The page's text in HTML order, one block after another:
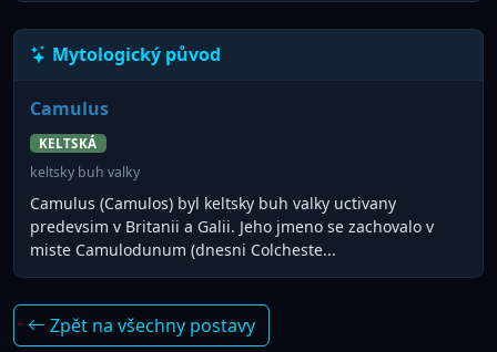
Mytologický původ
Camulus
KELTSKÁ
keltsky buh valky
Camulus (Camulos) byl keltsky buh valky uctivany
predevsim v Britanii a Galii. Jeho jmeno se zachovalo v
miste Camulodunum (dnesni Colcheste...
Zpět na všechny postavy